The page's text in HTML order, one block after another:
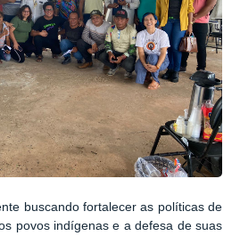
buscando fortalecer as políticas de
povos indígenas e a defesa de suas